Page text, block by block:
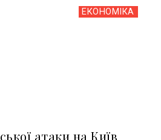
ЕКОНОМІКА
атаки на Київ